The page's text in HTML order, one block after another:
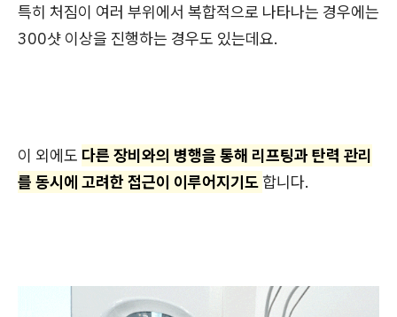
특히 처짐이 여러 부위에서 복합적으로 나타나는 경우에는
300샷 이상을 진행하는 경우도 있는데요.
이 외에도 다른 장비와의 병행을 통해 리프팅과 탄력 관리
를 동시에 고려한 접근이 이루어지기도 합니다.